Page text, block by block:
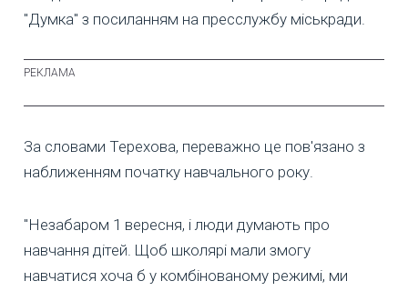
"Думка" з посиланням на пресслужбу міськради.
За словами Терехова, переважно це пов'язано з
наближенням початку навчального року.
"Незабаром 1 вересня, і люди думають про
навчання дітей. Щоб школярі мали змогу
навчатися хоча б у комбінованому режимі, ми